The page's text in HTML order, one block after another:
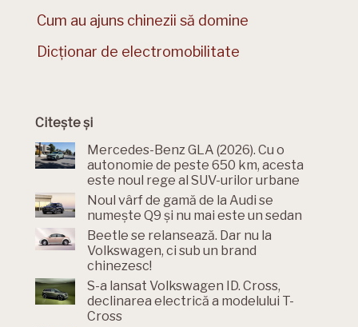
Cum au ajuns chinezii să domine
Dicționar de electromobilitate
Citește și
Mercedes-Benz GLA (2026). Cu o
autonomie de peste 650 km, acesta
este noul rege al SUV-urilor urbane
Noul vârf de gamă de la Audi se
numește Q9 și nu mai este un sedan
Beetle se relansează. Dar nu la
Volkswagen, ci sub un brand
chinezesc!
S-a lansat Volkswagen ID. Cross,
declinarea electrică a modelului T-
Cross